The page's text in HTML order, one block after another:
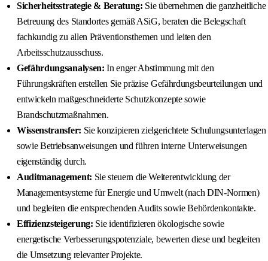
Sicherheitsstrategie & Beratung: Sie übernehmen die ganzheitliche
Betreuung des Standortes gemäß ASiG, beraten die Belegschaft
fachkundig zu allen Präventionsthemen und leiten den
Arbeitsschutzausschuss.
Gefährdungsanalysen: In enger Abstimmung mit den
Führungskräften erstellen Sie präzise Gefährdungsbeurteilungen und
entwickeln maßgeschneiderte Schutzkonzepte sowie
Brandschutzmaßnahmen.
Wissenstransfer: Sie konzipieren zielgerichtete Schulungsunterlagen
sowie Betriebsanweisungen und führen interne Unterweisungen
eigenständig durch.
Auditmanagement: Sie steuern die Weiterentwicklung der
Managementsysteme für Energie und Umwelt (nach DIN-Normen)
und begleiten die entsprechenden Audits sowie Behördenkontakte.
Effizienzsteigerung: Sie identifizieren ökologische sowie
energetische Verbesserungspotenziale, bewerten diese und begleiten
die Umsetzung relevanter Projekte.